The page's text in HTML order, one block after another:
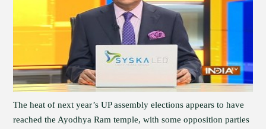
The heat of next year’s UP assembly elections appears to have
reached the Ayodhya Ram temple, with some opposition parties